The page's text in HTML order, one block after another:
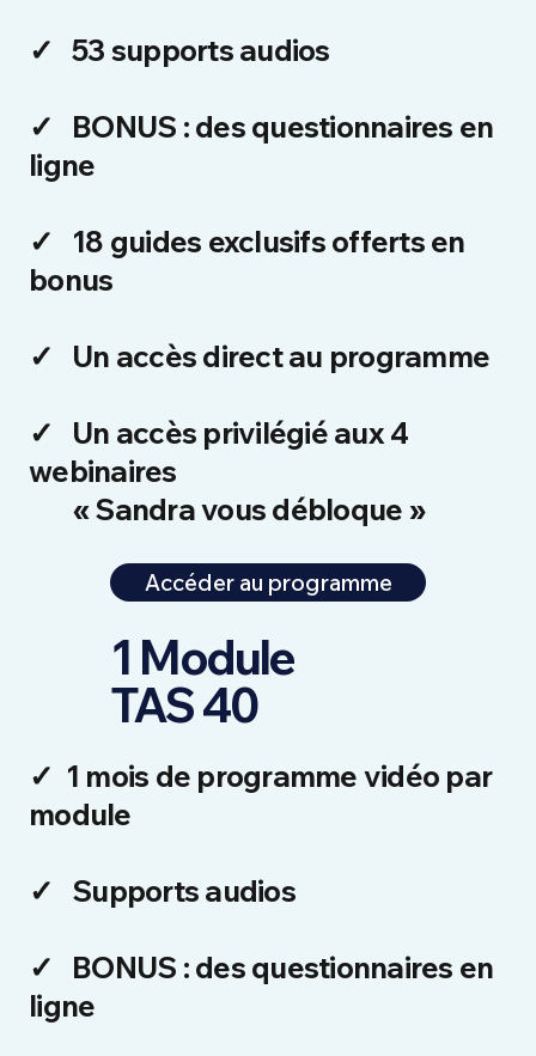
✓ 53 supports audios
✓ BONUS : des questionnaires en
ligne
✓ 18 guides exclusifs offerts en
bonus
✓ Un accès direct au programme
✓ Un accès privilégié aux 4
webinaires
« Sandra vous débloque »
Accéder au programme
1 Module
TAS 40
✓ 1 mois de programme vidéo par
module
✓ Supports audios
✓ BONUS : des questionnaires en
ligne